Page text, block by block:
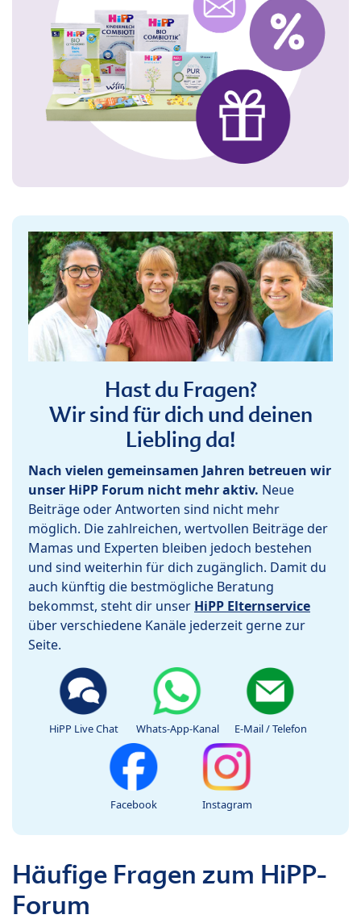
Hast du Fragen?
Wir sind für dich und deinen
Liebling da!
Nach vielen gemeinsamen Jahren betreuen wir
unser HiPP Forum nicht mehr aktiv. Neue
Beiträge oder Antworten sind nicht mehr
möglich. Die zahlreichen, wertvollen Beiträge der
Mamas und Experten bleiben jedoch bestehen
und sind weiterhin für dich zugänglich. Damit du
auch künftig die bestmögliche Beratung
bekommst, steht dir unser HiPP Elternservice
über verschiedene Kanäle jederzeit gerne zur
Seite.
HiPP Live Chat Whats-App-Kanal E-Mail / Telefon
Facebook Instagram
Häufige Fragen zum HiPP-
Forum